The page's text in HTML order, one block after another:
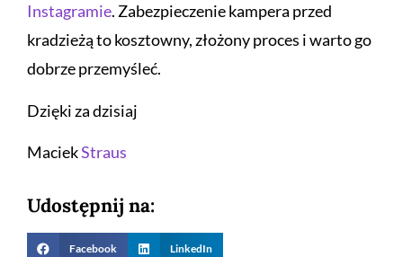
Instagramie. Zabezpieczenie kampera przed
kradzieżą to kosztowny, złożony proces i warto go
dobrze przemyśleć.
Dzięki za dzisiaj
MaciekStraus
Udostępnij na:
Facebook LinkedIn